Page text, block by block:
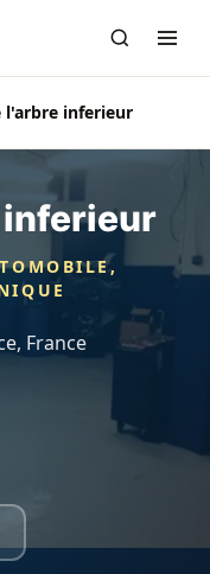
l'arbre inferieur
inferieur
France